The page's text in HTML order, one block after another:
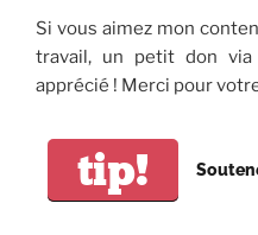
Si vous aimez mon
travail, un petit don via
apprécié ! Merci pour
tip!